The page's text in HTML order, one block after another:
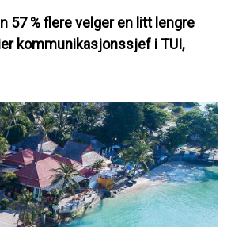
% flere velger en litt lengre
kommunikasjonssjef i TUI,